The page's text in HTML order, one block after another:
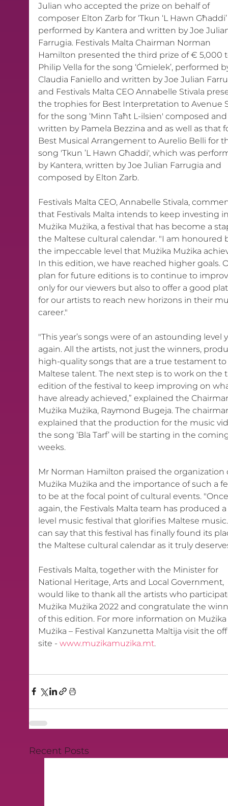
Julian who accepted the prize on behalf of
composer Elton Zarb for ‘Tkun ‘L Hawn
performed by Kantera and written by Joe
Farrugia. Festivals Malta Chairman Norman
Hamilton presented the third prize of € 5,000
Philip Vella for the song ‘Ġmielek’, performed
Claudia Faniello and written by Joe Julian
and Festivals Malta CEO Annabelle Stivala
the trophies for Best Interpretation to Avenue
for the song ‘Minn Taħt L-ilsien' composed
written by Pamela Bezzina and as well as that
Best Musical Arrangement to Aurelio Belli for
song 'Tkun ’L Hawn Għaddi', which was
by Kantera, written by Joe Julian Farrugia and
composed by Elton Zarb.
Festivals Malta CEO, Annabelle Stivala,
that Festivals Malta intends to keep investing
Mużika Mużika, a festival that has become a
the Maltese cultural calendar. "I am honoured
the impeccable level that Mużika Mużika
In this edition, we have reached higher goals.
plan for future editions is to continue to
only for our viewers but also to offer a good
for our artists to reach new horizons in their
career."
"This year’s songs were of an astounding level
again. All the artists, not just the winners,
high-quality songs that are a true testament to
Maltese talent. The next step is to work on the
edition of the festival to keep improving on
have already achieved,” explained the
Mużika Mużika, Raymond Bugeja. The
explained that the production for the music
the song ‘Bla Tarf’ will be starting in the
weeks.
Mr Norman Hamilton praised the organization
Mużika Mużika and the importance of such a
to be at the focal point of cultural events.
again, the Festivals Malta team has produced
level music festival that glorifies Maltese
can say that this festival has finally found its
the Maltese cultural calendar as it truly
Festivals Malta, together with the Minister for
National Heritage, Arts and Local Government,
would like to thank all the artists who
Mużika Mużika 2022 and congratulate the
of this edition. For more information on Mużika
Mużika – Festival Kanzunetta Maltija visit the
site - www.muzikamuzika.mt.
Recent Posts